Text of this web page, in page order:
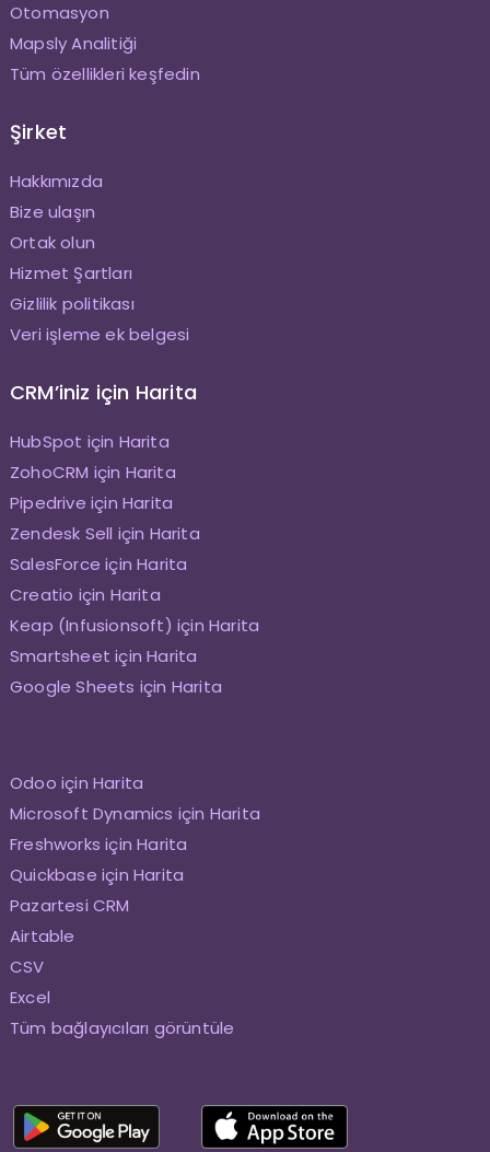
Otomasyon
Mapsly Analitiği
Tüm özellikleri keşfedin
Şirket
Hakkımızda
Bize ulaşın
Ortak olun
Hizmet Şartları
Gizlilik politikası
Veri işleme ek belgesi
CRM’iniz için Harita
HubSpot için Harita
ZohoCRM için Harita
Pipedrive için Harita
Zendesk Sell için Harita
SalesForce için Harita
Creatio için Harita
Keap (Infusionsoft) için Harita
Smartsheet için Harita
Google Sheets için Harita
Odoo için Harita
Microsoft Dynamics için Harita
Freshworks için Harita
Quickbase için Harita
Pazartesi CRM
Airtable
CSV
Excel
Tüm bağlayıcıları görüntüle